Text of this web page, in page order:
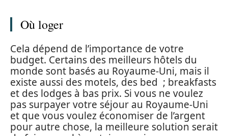
Où loger
Cela dépend de l’importance de votre
budget. Certains des meilleurs hôtels du
monde sont basés au Royaume-Uni, mais il
existe aussi des motels, des bed ; breakfasts
et des lodges à bas prix. Si vous ne voulez
pas surpayer votre séjour au Royaume-Uni
et que vous voulez économiser de l’argent
pour autre chose, la meilleure solution serait